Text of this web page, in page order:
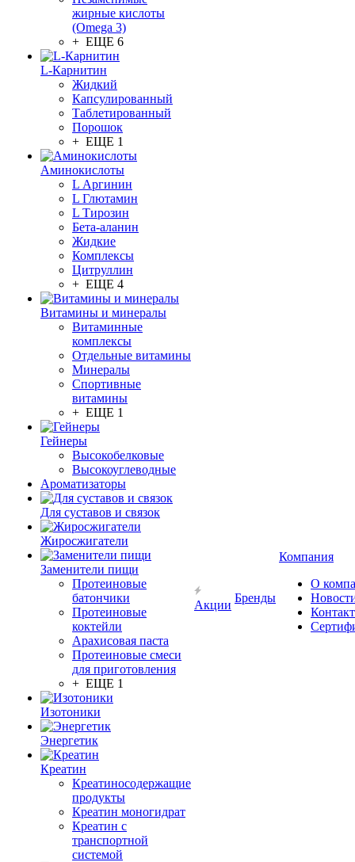
жирные кислоты
(Omega 3)
+ ЕЩЕ 6
L-Карнитин
Жидкий
Капсулированный
Таблетированный
Порошок
+ ЕЩЕ 1
Аминокислоты
L Аргинин
L Глютамин
L Тирозин
Бета-аланин
Жидкие
Комплексы
Цитруллин
+ ЕЩЕ 4
Витамины и минералы
Витаминные
комплексы
Отдельные витамины
Минералы
Спортивные
витамины
+ ЕЩЕ 1
Гейнеры
Высокобелковые
Высокоуглеводные
Ароматизаторы
Для суставов и связок
Жиросжигатели
Заменители пищи
Протеиновые
батончики
Протеиновые
коктейли
Арахисовая паста
Протеиновые смеси
для приготовления
+ ЕЩЕ 1
Изотоники
Энергетик
Креатин
Креатиносодержащие
продукты
Креатин моногидрат
Креатин с
транспортной
системой
Акции
Бренды
Компания
О